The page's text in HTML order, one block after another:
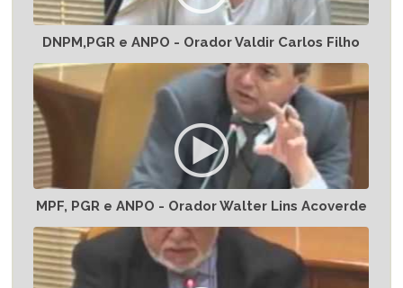
DNPM,PGR e ANPO - Orador Valdir Carlos Filho
MPF, PGR e ANPO - Orador Walter Lins Acoverde